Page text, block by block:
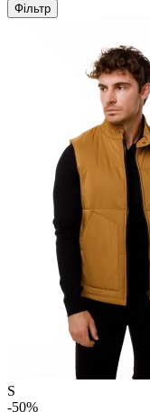
Фільтр
S
-50%